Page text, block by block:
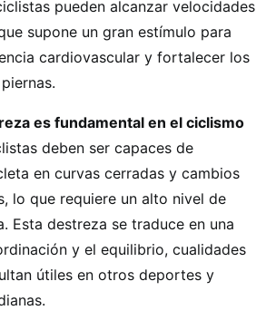
pueden alcanzar velocidades
supone un gran estímulo para
cardiovascular y fortalecer los
es fundamental en el ciclismo
deben ser capaces de
en curvas cerradas y cambios
lo que requiere un alto nivel de
Esta destreza se traduce en una
y el equilibrio, cualidades
útiles en otros deportes y